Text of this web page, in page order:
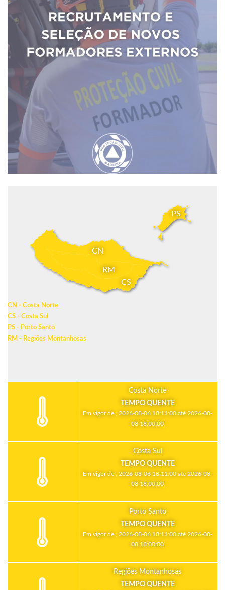
CN
CS
PS
RM
CN - Costa Norte
CS - Costa Sul
PS - Porto Santo
RM - Regiões Montanhosas
Costa Norte
TEMPO QUENTE
Em vigor de , 2026-08-06 18:11:00 até 2026-08-
08 18:00:00
Costa Sul
TEMPO QUENTE
Em vigor de , 2026-08-06 18:11:00 até 2026-08-
08 18:00:00
Porto Santo
TEMPO QUENTE
Em vigor de , 2026-08-06 18:11:00 até 2026-08-
08 18:00:00
Regiões Montanhosas
TEMPO QUENTE